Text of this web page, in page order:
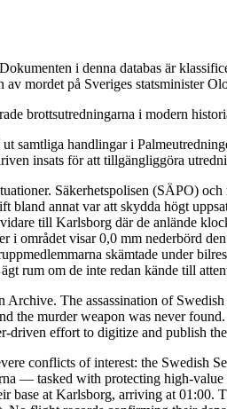
i denna databas är
mordet på Sveriges statsminister
brottsutredningarna i modern
samtliga handlingar i
insats för att tillgängliggöra
Säkerhetspolisen (SÄPO)
bland annat var att skydda högt
till Karlsborg där de anlände
i området visar 0,0 mm nederbörd
skämtade under
rum om de inte redan kände till
Archive. The assassination of
the murder weapon was never
driven effort to digitize and publish
conflicts of interest: the Swedish
— tasked with protecting high-
base at Karlsborg, arriving at